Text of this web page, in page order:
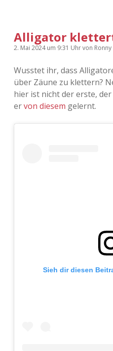
Alligator
2. Mai 2024um 9:31 Uhrvon Ronny
Wusstet ihr, dass
über Zäune zu klettern?
hier ist nicht der erste,
ervon diesem gelernt.
Sieh dir diesen